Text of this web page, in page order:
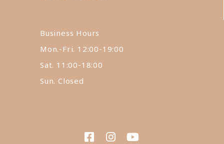
Business Hours
Mon.-Fri. 12:00-19:00
Sat. 11:00-18:00
Sun. Closed